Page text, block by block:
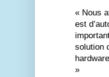
« Nous
est
solution
»